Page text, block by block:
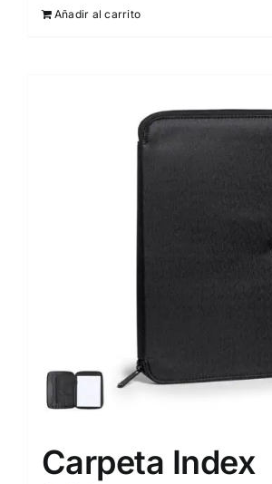
Añadir al carrito
Carpeta Index